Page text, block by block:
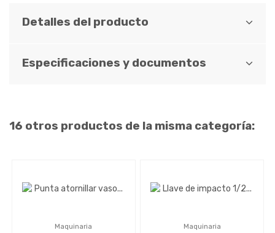
Detalles del producto
Especificaciones y documentos
16 otros productos de la misma categoría:
Maquinaria Maquinaria